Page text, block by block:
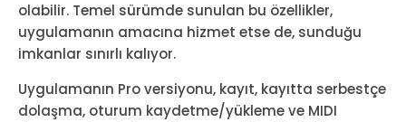
olabilir. Temel sürümde sunulan bu özellikler,
uygulamanın amacına hizmet etse de, sunduğu
imkanlar sınırlı kalıyor.
Uygulamanın Pro versiyonu, kayıt, kayıtta serbestçe
dolaşma, oturum kaydetme/yükleme ve MIDI